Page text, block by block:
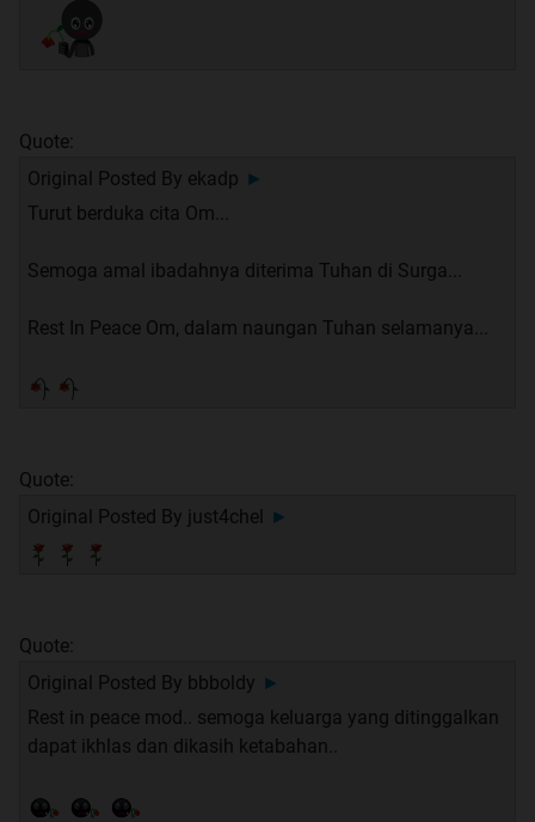
Quote:
Original Posted By ekadp ►
Turut berduka cita Om...
Semoga amal ibadahnya diterima Tuhan di Surga...
Rest In Peace Om, dalam naungan Tuhan selamanya...
Quote:
Original Posted By just4chel ►
Quote:
Original Posted By bbboldy ►
Rest in peace mod.. semoga keluarga yang ditinggalkan
dapat ikhlas dan dikasih ketabahan..